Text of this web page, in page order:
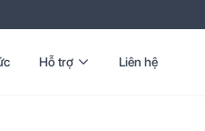
Hỗ trợ Liên hệ